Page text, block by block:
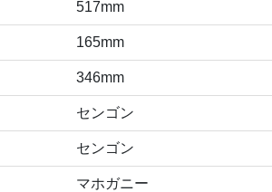
517mm
165mm
346mm
センゴン
センゴン
マホガニー